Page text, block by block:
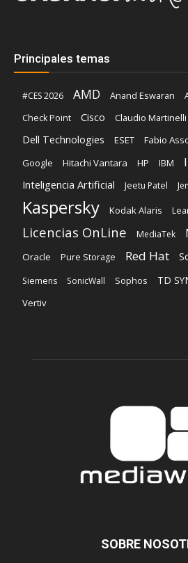
Principales temas
#CES 2026 AMD Anand Eswaran
Check Point
Cisco Claudio Martinelli
Dell Technologies ESET Fabio
Google Hitachi Vantara HP IBM
Inteligencia Artificial Jeetu Patel
Kaspersky Kodak Alaris
Licencias OnLine MediaTek
Oracle Pure Storage Red Hat
Siemens SonicWall Sophos TD
Vertiv
SOBRE